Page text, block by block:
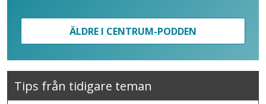
ÄLDRE I CENTRUM-PODDEN
Tips från tidigare teman